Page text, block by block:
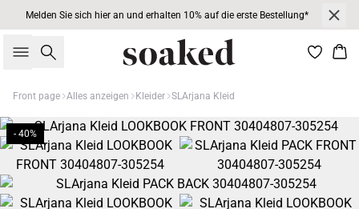
Melden Sie sich hier an und erhalten 10% auf die erste Bestellung*
Suche
Front page Alles anzeigen Kleider SLArjana Kleid
- 40%